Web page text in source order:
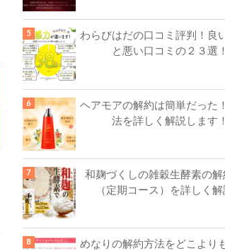
わらびはだの口コミ評判！良
と悪い口コミの２３選！
ヘアモアの解約は簡単だった
法を詳しく解説します！
和麹づくしの雑穀生酵素の
（定期コース）を詳しく解
めなりの解約方法をどこより